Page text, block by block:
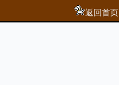
返回首页